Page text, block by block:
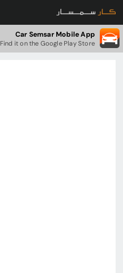
Car Semsar Mobile App
Find it on the Google Play Store.